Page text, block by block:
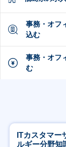
事務・オフ
込む
事務・オフ
む
ITカスタマー
ルギー分野知